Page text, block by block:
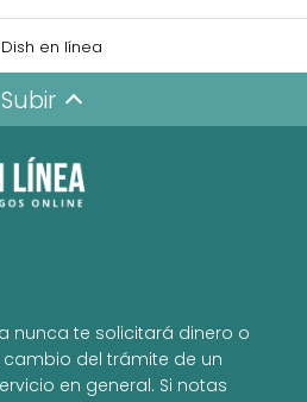
en línea
Subir
nunca te solicitará dinero o
del trámite de un
en general. Si notas